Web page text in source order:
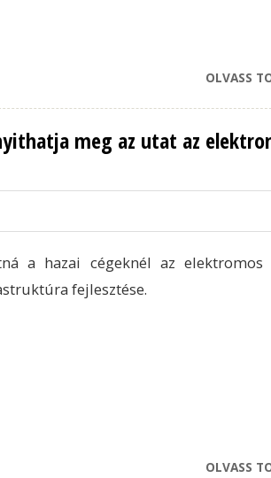
OLVASS
meg az utat az
a hazai cégeknél az elektromos
fejlesztése.
OLVASS